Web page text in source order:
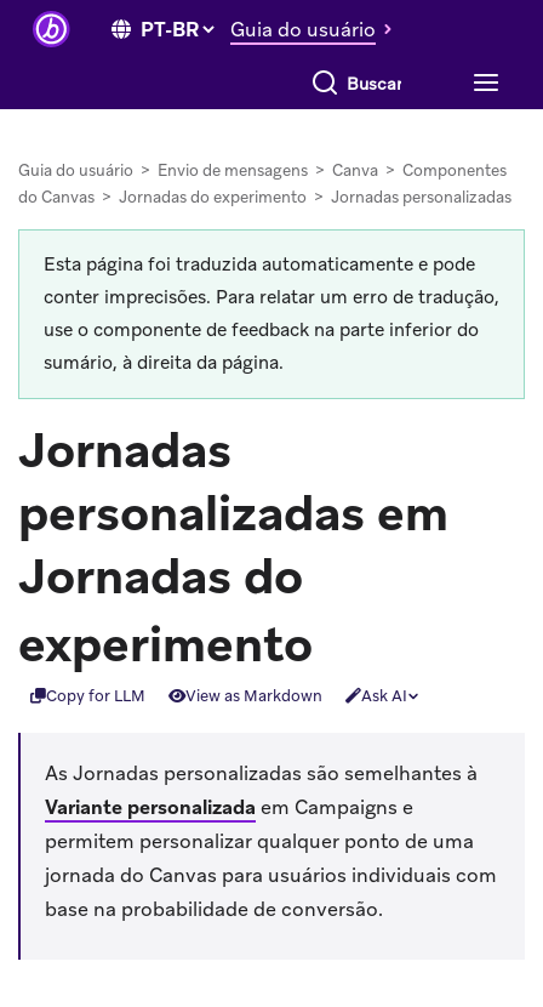
Guia do usuário
Buscar tudo
Guia do usuário > Envio de mensagens > Canva > Componentes
do Canvas > Jornadas do experimento > Jornadas personalizadas
Esta página foi traduzida automaticamente e pode
conter imprecisões. Para relatar um erro de tradução,
use o componente de feedback na parte inferior do
sumário, à direita da página.
Jornadas
personalizadas em
Jornadas do
experimento
Copy for LLM View as Markdown Ask AI
As Jornadas personalizadas são semelhantes à
Variante personalizada em Campaigns e
permitem personalizar qualquer ponto de uma
jornada do Canvas para usuários individuais com
base na probabilidade de conversão.